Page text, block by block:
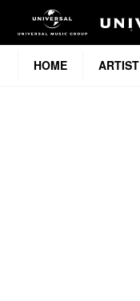
HOME ARTIST